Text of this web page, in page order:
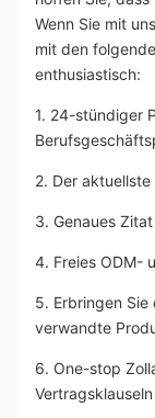
Wenn Sie mit
mit den
enthusiastisch:
1. 24-stündiger
2. Der
3. Genaues
4. Freies ODM-
5. Erbringen
verwandte
6. One-stop